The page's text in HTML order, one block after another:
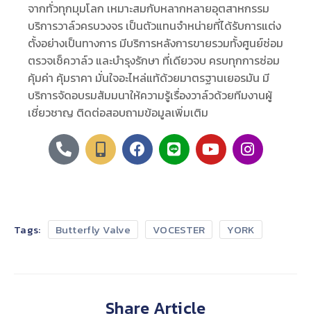
จากทั่วทุกมุมโลก เหมาะสมกับหลากหลายอุตสาหกรรม
บริการวาล์วครบวงจร เป็นตัวแทนจำหน่ายที่ได้รับการแต่ง
ตั้งอย่างเป็นทางการ มีบริการหลังการขายรวมทั้งศูนย์ซ่อม
ตรวจเช็ควาล์ว และบำรุงรักษา ที่เดียวจบ ครบทุกการซ่อม
คุ้มค่า คุ้มราคา มั่นใจอะไหล่แท้ด้วยมาตรฐานเยอรมัน มี
บริการจัดอบรมสัมมนาให้ความรู้เรื่องวาล์วด้วยทีมงานผู้
เชี่ยวชาญ ติดต่อสอบถามข้อมูลเพิ่มเติม
Tags: Butterfly Valve VOCESTER YORK
Share Article